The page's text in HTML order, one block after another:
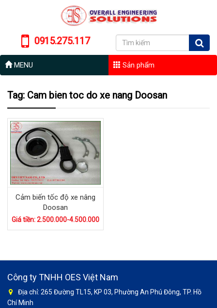
0915.275.117
MENU Sản phẩm
Tag: Cam bien toc do xe nang Doosan
Cảm biến tốc độ xe nâng
Doosan
Giá tiền: 2.500.000-4.500.000
Công ty TNHH OES Việt Nam
Địa chỉ: 265 Đường TL15, KP 03, Phường An Phú Đông, TP. Hồ
Chí Minh